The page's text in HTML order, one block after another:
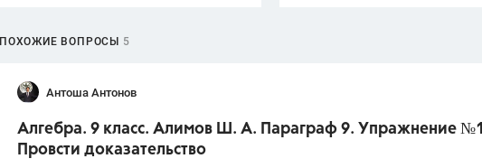
ПОХОЖИЕ ВОПРОСЫ 5
Антоша Антонов
Алгебра. 9 класс. Алимов Ш. А. Параграф 9. Упражнение
Провсти доказательство